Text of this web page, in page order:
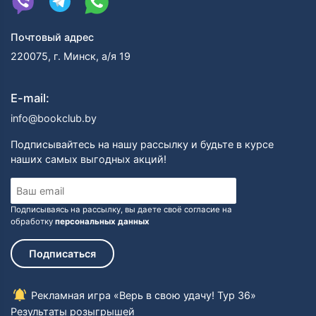
своей серии, «La Grotte aux fées». Тем временем
долгожданное продолжение «Le Rossignol de Val-
Jalbert», события которого по-прежнему
Fiancés du Rhin» – удивительная история любви
француженки и немца во время Второй Мировой
Войны. Также в начале 2010 г. была издана пятая,
заключительная книга ее серии о семье Roy, Les
Ravages de la passion.
Бернадетт охотно рассказывает об удивительном
стечении обстоятельств, в результате которых она
написала эту книгу. Сначала она считала, что ее
рассказывавшей удивительные истории… среди
которых был рассказ о Елизавете Австрийской.
этой загадочной правительницы, на котором она
была изображена со спутанными волосами,
Почтовый адрес
220075, г. Минск, а/я 19
E-mail:
info@bookclub.by
Подписывайтесь на нашу рассылку и будьте в курсе
наших самых выгодных акций!
Подписываясь на рассылку, вы даете своё согласие на
обработку персональных данных
Подписаться
Рекламная игра «Верь в свою удачу! Тур 36»
Результаты розыгрышей